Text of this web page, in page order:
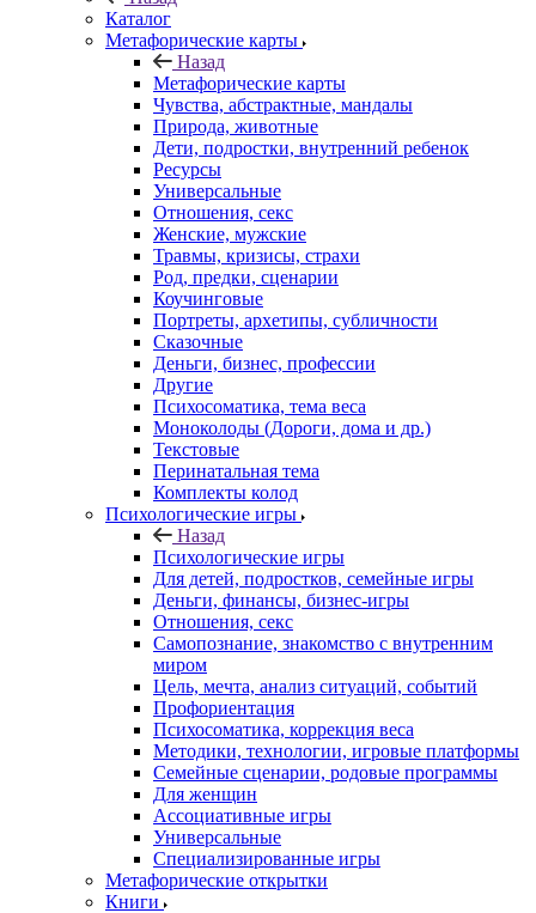
Каталог
Mетафорические карты
Назад
Mетафорические карты
Чувства, абстрактные, мандалы
Природа, животные
Дети, подростки, внутренний ребенок
Ресурсы
Универсальные
Отношения, секс
Женские, мужские
Травмы, кризисы, страхи
Род, предки, сценарии
Коучинговые
Портреты, архетипы, субличности
Сказочные
Деньги, бизнес, профессии
Другие
Психосоматика, тема веса
Моноколоды (Дороги, дома и др.)
Текстовые
Перинатальная тема
Комплекты колод
Психологические игры
Назад
Психологические игры
Для детей, подростков, семейные игры
Деньги, финансы, бизнес-игры
Отношения, секс
Самопознание, знакомство с внутренним
миром
Цель, мечта, анализ ситуаций, событий
Профориентация
Психосоматика, коррекция веса
Методики, технологии, игровые платформы
Семейные сценарии, родовые программы
Для женщин
Ассоциативные игры
Универсальные
Специализированные игры
Метафорические открытки
Книги